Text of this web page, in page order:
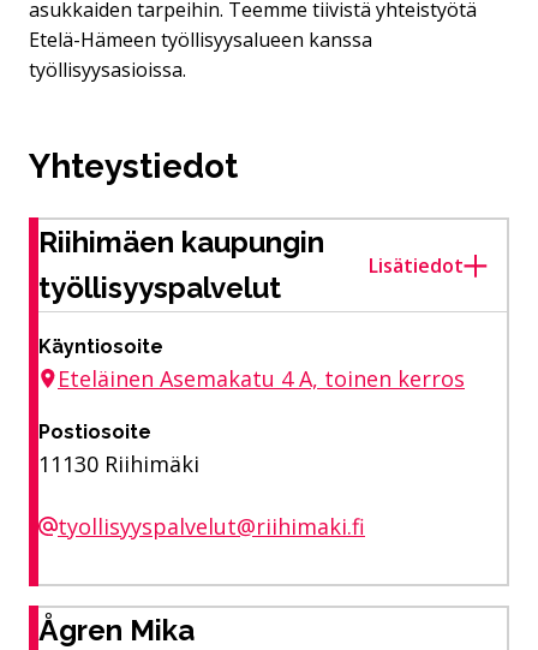
asukkaiden tarpeihin. Teemme tiivistä yhteistyötä
Etelä-Hämeen työllisyysalueen kanssa
työllisyysasioissa.
Yhteystiedot
Riihimäen kaupungin
työllisyyspalvelut
Lisätiedot
Käyntiosoite
Eteläinen Asemakatu 4 A, toinen kerros
Postiosoite
11130 Riihimäki
tyollisyyspalvelut@riihimaki.fi
Ågren Mika